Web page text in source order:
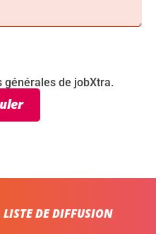
de jobXtra.
DE DIFFUSION